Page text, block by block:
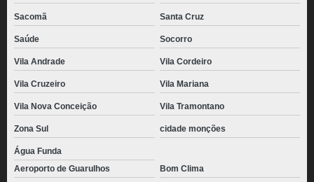
Sacomã Santa Cruz
Saúde Socorro
Vila Andrade Vila Cordeiro
Vila Cruzeiro Vila Mariana
Vila Nova Conceição Vila Tramontano
Zona Sul cidade monções
Água Funda
Aeroporto de Guarulhos
Bom Clima